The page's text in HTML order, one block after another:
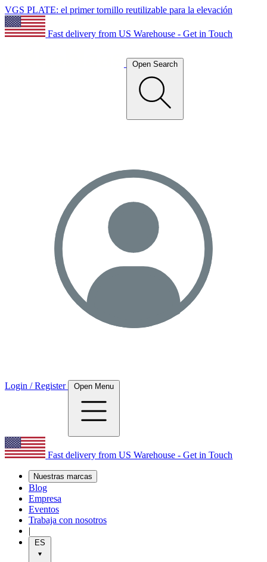
VGS PLATE: el primer tornillo reutilizable para la elevación
Fast delivery from US Warehouse - Get in Touch
Open Search
Login / Register Open Menu
Fast delivery from US Warehouse - Get in Touch
Nuestras marcas
Blog
Empresa
Eventos
Trabaja con nosotros
|
ES